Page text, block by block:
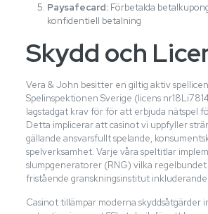
Paysafecard:Förbetalda
konfidentiell betalning
Skydd och
Vera & John besitter en giltig aktiv
Spelinspektionen Sverige (licens
lagstadgat krav för för att erbjuda nätspel
Detta implicerar att casinot vi uppfyller
gällande ansvarsfullt spelande,
spelverksamhet. Varje våra speltitlar
slumpgeneratorer (RNG) vilka regelbundet
fristående granskningsinstitut
Casinot tillämpar moderna skyddsåtgärder